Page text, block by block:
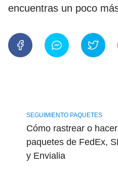
encuentras un poco
SEGUIMIENTO PAQUETES
Cómo rastrear o
paquetes de FedEx,
y Envialia